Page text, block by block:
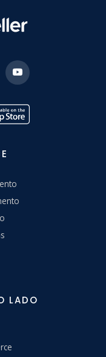
LADO